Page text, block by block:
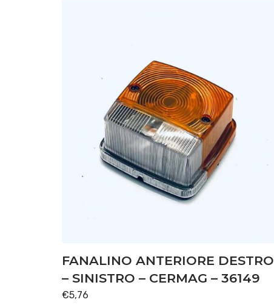
FANALINO ANTERIORE DESTRO
– SINISTRO – CERMAG – 36149
€5,76